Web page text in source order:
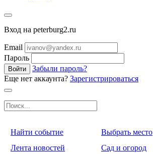
Вход на peterburg2.ru
Email
Пароль
Войти
Забыли пароль?
Еще нет аккаунта? Зарегистрироваться
Найти событие
Выбрать место
Лента новостей
Сад и огород